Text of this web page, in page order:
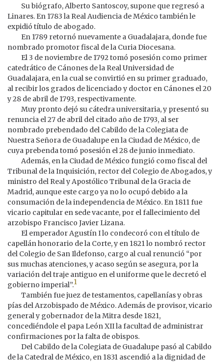
Su biógrafo, Alberto Santoscoy, supone que regresó a
Linares. En 1783 la Real Audiencia de México también le
expidió título de abogado.
En 1789 retornó nuevamente a Guadalajara, donde fue
nombrado promotor fiscal de la Curia Diocesana.
El 3 de noviembre de 1792 tomó posesión como primer
catedrático de Cánones de la Real Universidad de
Guadalajara, en la cual se convirtió en su primer graduado,
al recibir los grados de licenciado y doctor en Cánones el 20
y 28 de abril de 1793, respectivamente.
Muy pronto dejó su cátedra universitaria, y presentó su
renuncia el 27 de abril del citado año de 1793, al ser
nombrado prebendado del Cabildo de la Colegiata de
Nuestra Señora de Guadalupe en la Ciudad de México, de
cuya prebenda tomó posesión el 28 de junio inmediato.
Además, en la Ciudad de México fungió como fiscal del
Tribunal de la Inquisición, rector del Colegio de Abogados, y
ministro del Real y Apostólico Tribunal de la Gracia de
Madrid, aunque este cargo ya no lo ocupó debido a la
consumación de la independencia de México. En 1811 fue
vicario capitular en sede vacante, por el fallecimiento del
arzobispo Francisco Javier Lizana.
El emperador Agustín I lo condecoró con el título de
capellán honorario de la Corte, y en 1821 lo nombró rector
del Colegio de San Ildefonso, cargo al cual renunció “por
sus muchas atenciones, y acaso según se asegura, por la
variación del traje antiguo en el uniforme que le decretó el
gobierno imperial”.1
También fue juez de testamentos, capellanías y obras
pías del Arzobispado de México. Además de provisor, vicario
general y gobernador de la Mitra desde 1821,
concediéndole el papa León XII la facultad de administrar
confirmaciones por la falta de obispos.
Del Cabildo de la Colegiata de Guadalupe pasó al Cabildo
de la Catedral de México, en 1831 ascendió a la dignidad de